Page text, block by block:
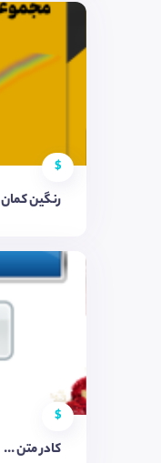
$
رنگین کمان
$
کادر متن ...